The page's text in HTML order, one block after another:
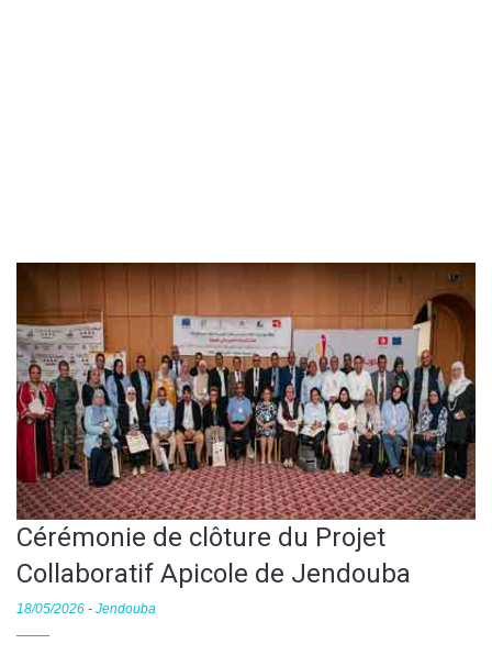
Cérémonie de clôture du Projet
Collaboratif Apicole de Jendouba
18/05/2026 - Jendouba